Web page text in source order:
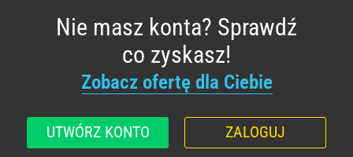
Nie masz konta? Sprawdź
co zyskasz!
Zobacz ofertę dla Ciebie
UTWÓRZ KONTO ZALOGUJ